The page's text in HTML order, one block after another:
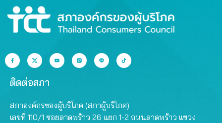
ติดต่อสภา
สภาองค์กรของผู้บริโภค (สภาผู้บริโภค)
เลขที่ 110/1 ซอยลาดพร้าว 26 แยก 1-2 ถนนลาดพร้าว แขวง